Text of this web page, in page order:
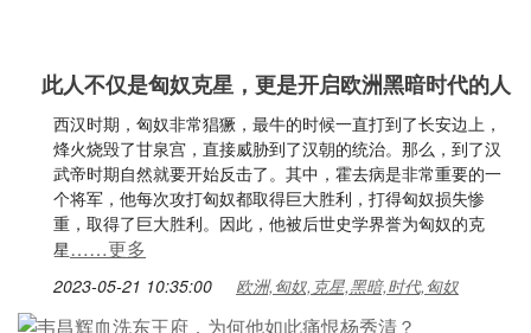
此人不仅是匈奴克星，更是开启欧洲黑暗时代的人
西汉时期，匈奴非常猖獗，最牛的时候一直打到了长安边上，
烽火烧毁了甘泉宫，直接威胁到了汉朝的统治。那么，到了汉
武帝时期自然就要开始反击了。其中，霍去病是非常重要的一
个将军，他每次攻打匈奴都取得巨大胜利，打得匈奴损失惨
重，取得了巨大胜利。因此，他被后世史学界誉为匈奴的克
星……更多
2023-05-21 10:35:00 欧洲,匈奴,克星,黑暗,时代,匈奴